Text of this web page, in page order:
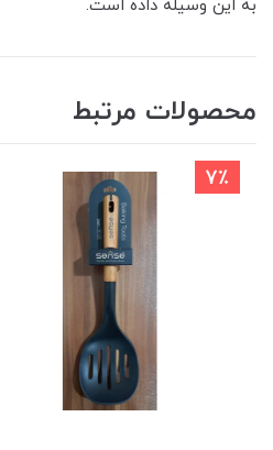
به این وسیله داده است.
محصولات مرتبط
7٪